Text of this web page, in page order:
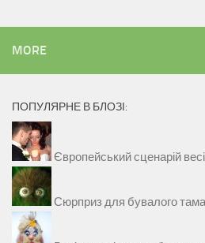
MORE
ПОПУЛЯРНЕ В БЛОЗІ:
Європейський сценарій
Сюрприз для бувалого